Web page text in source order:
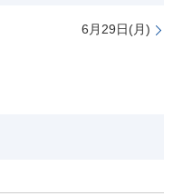
6月29日(月)